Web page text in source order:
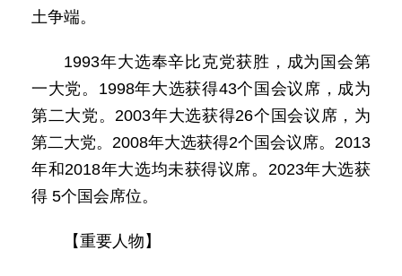
土争端。
1993年大选奉辛比克党获胜，成为国会第
一大党。1998年大选获得43个国会议席，成为
第二大党。2003年大选获得26个国会议席，为
第二大党。2008年大选获得2个国会议席。2013
年和2018年大选均未获得议席。2023年大选获
得 5个国会席位。
【重要人物】